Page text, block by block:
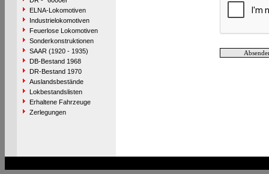
ELNA-Lokomotiven
Industrielokomotiven
Feuerlose Lokomotiven
Sonderkonstruktionen
SAAR (1920 - 1935)
DB-Bestand 1968
DR-Bestand 1970
Auslandsbestände
Lokbestandslisten
Erhaltene Fahrzeuge
Zerlegungen